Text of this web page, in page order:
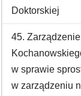
Doktorskiej
45.
w sprawie
w zarządzeniu